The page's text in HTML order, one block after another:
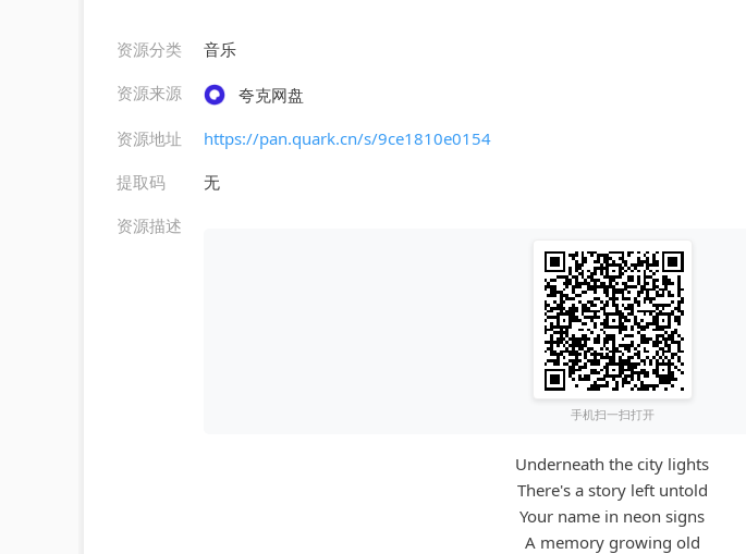
资源分类
音乐
资源来源
夸克网盘
资源地址
https://pan.quark.cn/s/9ce1810e0154
提取码
无
资源描述
手机扫一扫打开
Underneath the city lights
There's a story left untold
Your name in neon signs
A memory growing old